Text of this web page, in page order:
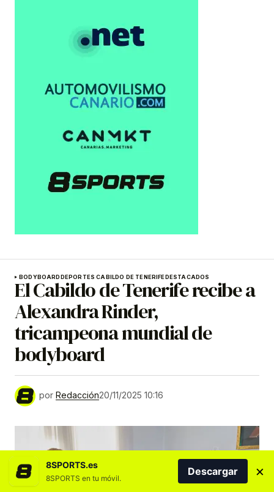
BODYBOARD DEPORTES CABILDO DE TENERIFE DESTACADOS
El Cabildo de Tenerife recibe a
Alexandra Rinder,
tricampeona mundial de
bodyboard
por Redacción20/11/2025 10:16
8SPORTS.es
8SPORTS en tu móvil.
Descargar ×